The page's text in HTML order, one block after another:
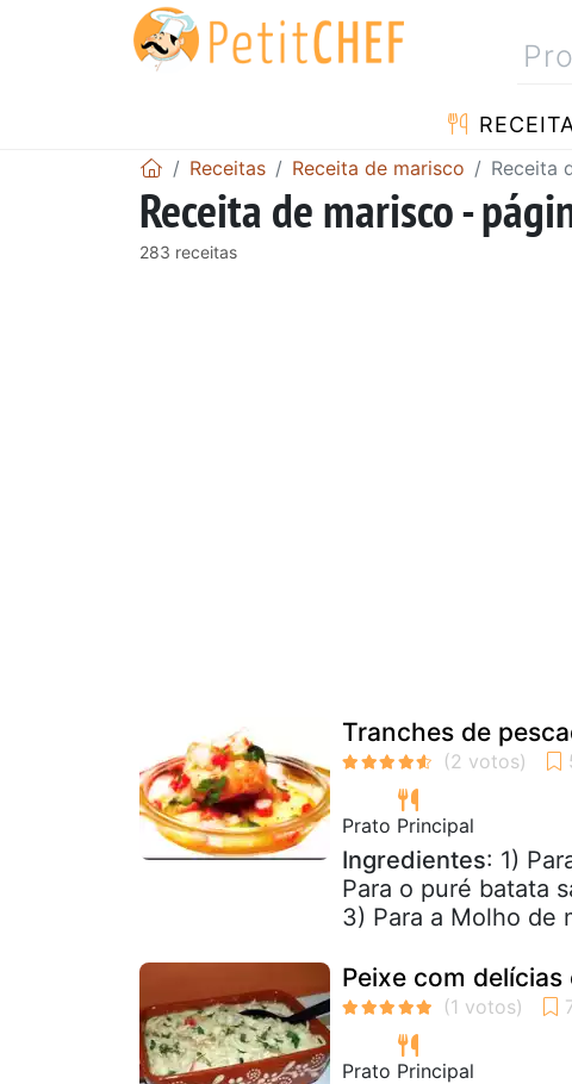
Receitas Receita de marisco Receita
Receita de marisco -
283 receitas
Tranches de
Prato Principal
Ingredientes: 1)
Para o puré batata
3) Para a Molho de
Peixe com delícias
Prato Principal